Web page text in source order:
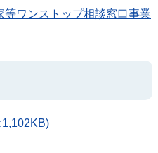
ワンストップ相談窓口事業